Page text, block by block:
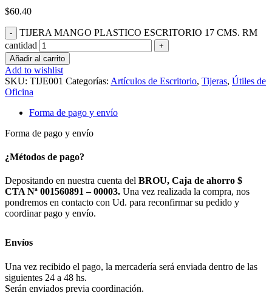
$60.40
TIJERA MANGO PLASTICO ESCRITORIO 17 CMS. RM
cantidad
Añadir al carrito
Add to wishlist
SKU: TIJE001 Categorías: Artículos de Escritorio, Tijeras, Útiles de
Oficina
Forma de pago y envío
Forma de pago y envío
¿Métodos de pago?
Depositando en nuestra cuenta del BROU, Caja de ahorro $
CTA Nª 001560891 – 00003. Una vez realizada la compra, nos
pondremos en contacto con Ud. para reconfirmar su pedido y
coordinar pago y envío.
Envíos
Una vez recibido el pago, la mercadería será enviada dentro de las
siguientes 24 a 48 hs.
Serán enviados previa coordinación.